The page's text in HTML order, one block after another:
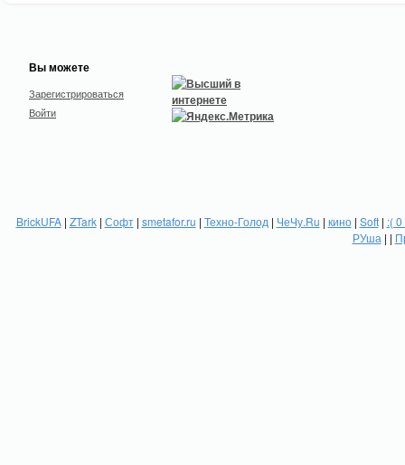
Вы можете
Зарегистрироваться
Войти
BrickUFA| ZTark| Софт| smetafor.ru | Техно-Голод | ЧеЧу.Ru | кино| Soft| :(
РУша | |